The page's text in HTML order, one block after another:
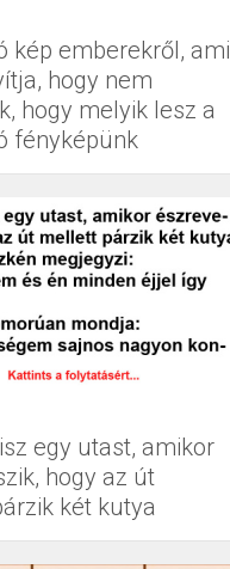
kép emberekről, ami
hogy nem
hogy melyik lesz a
fényképünk
egy utast, amikor
hogy az út
két kutya